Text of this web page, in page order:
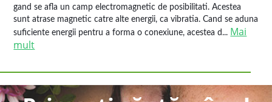
gand se afla un camp electromagnetic de posibilitati. Acestea
sunt atrase magnetic catre alte energii, ca vibratia. Cand se aduna
suficiente energii pentru a forma o conexiune, acestea d... Mai
mult